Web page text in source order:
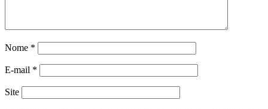
Nome *
E-mail *
Site